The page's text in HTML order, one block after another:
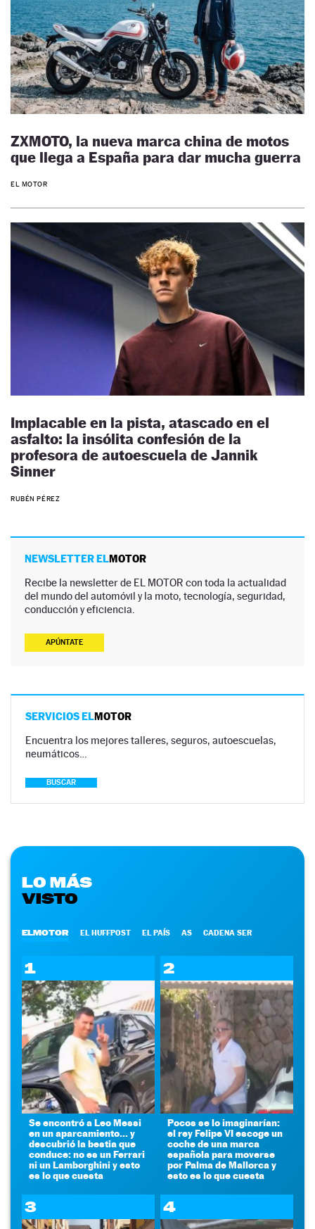
ZXMOTO, la nueva marca china de motos
que llega a España para dar mucha guerra
EL MOTOR
Implacable en la pista, atascado en el
asfalto: la insólita confesión de la
profesora de autoescuela de Jannik
Sinner
RUBÉN PÉREZ
NEWSLETTER ELMOTOR
Recibe la newsletter de EL MOTOR con toda la actualidad
del mundo del automóvil y la moto, tecnología, seguridad,
conducción y eficiencia.
APÚNTATE
SERVICIOS ELMOTOR
Encuentra los mejores talleres, seguros, autoescuelas,
neumáticos…
BUSCAR
LO MÁS
VISTO
ELMOTOR EL HUFFPOST EL PAÍS AS CADENA SER
1
Se encontró a Leo Messi
en un aparcamiento... y
descubrió la bestia que
conduce: no es un Ferrari
ni un Lamborghini y esto
es lo que cuesta
2
Pocos se lo imaginarían:
el rey Felipe VI escoge un
coche de una marca
española para moverse
por Palma de Mallorca y
esto es lo que cuesta
3 4